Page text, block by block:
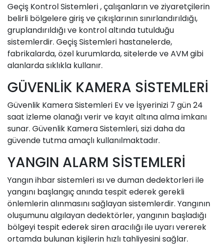
Geçiş Kontrol Sistemleri , çalışanların ve ziyaretçilerin
belirli bölgelere giriş ve çıkışlarının sınırlandırıldığı,
gruplandırıldığı ve kontrol altında tutulduğu
sistemlerdir. Geçiş Sistemleri hastanelerde,
fabrikalarda, özel kurumlarda, sitelerde ve AVM gibi
alanlarda sıklıkla kullanır.
GÜVENLİK KAMERA SİSTEMLERİ
Güvenlik Kamera Sistemleri Ev ve İşyerinizi 7 gün 24
saat izleme olanağı verir ve kayıt altına alma imkanı
sunar. Güvenlik Kamera Sistemleri, sizi daha da
güvende tutma amaçlı kullanılmaktadır.
YANGIN ALARM SİSTEMLERİ
Yangın ihbar sistemleri ısı ve duman dedektorleri ile
yangını başlangıç anında tespit ederek gerekli
önlemlerin alınmasını sağlayan sistemlerdir. Yangının
oluşumunu algılayan dedektörler, yangının başladığı
bölgeyi tespit ederek siren aracılığı ile uyarı vererek
ortamda bulunan kişilerin hızlı tahliyesini sağlar.